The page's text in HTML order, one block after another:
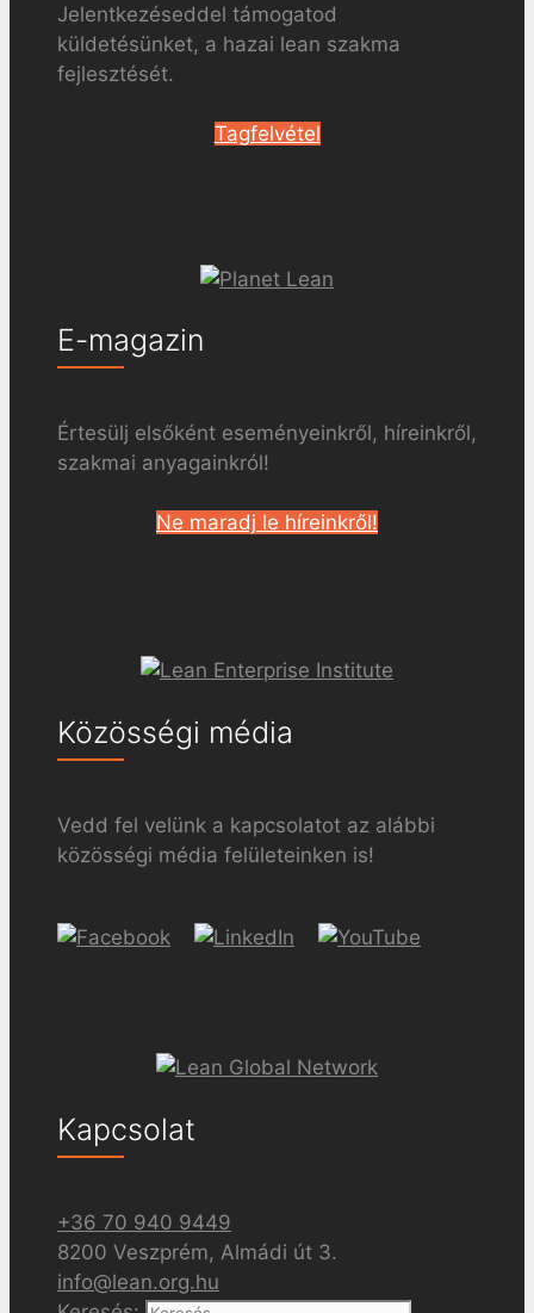
Jelentkezéseddel támogatod
küldetésünket, a hazai lean szakma
fejlesztését.
Tagfelvétel
E-magazin
Értesülj elsőként eseményeinkről, híreinkről,
szakmai anyagainkról!
Ne maradj le híreinkről!
Közösségi média
Vedd fel velünk a kapcsolatot az alábbi
közösségi média felületeinken is!
Kapcsolat
+36 70 940 9449
8200 Veszprém, Almádi út 3.
info@lean.org.hu